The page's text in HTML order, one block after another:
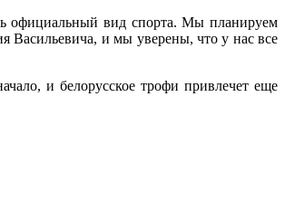
официальный вид спорта. Мы планируем
Васильевича, и мы уверены, что у нас все
и белорусское трофи привлечет еще